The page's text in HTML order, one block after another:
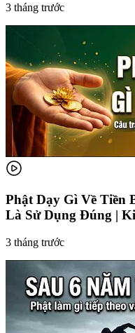
3 tháng trước
Phật Dạy Gì Về Tiền
Là Sử Dụng Đúng |
3 tháng trước